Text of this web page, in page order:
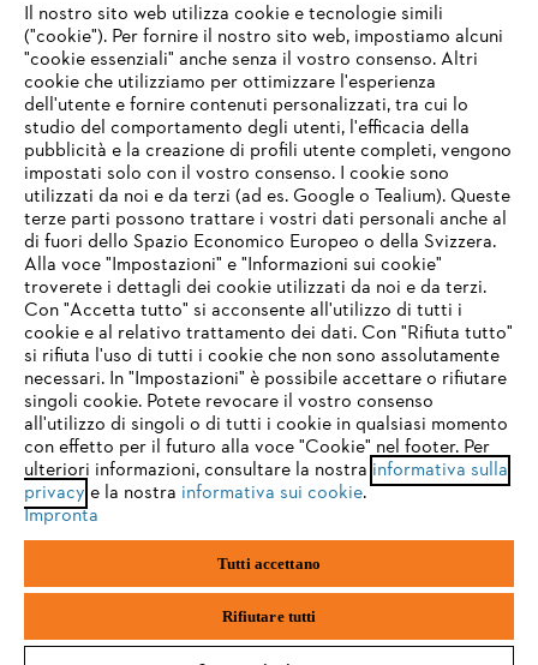
IHR BROWSER WIRD NICHT
UNTERSTÜTZT
Sie nutzen einen Browser, den wir noch nicht unterstützen. Für
eine optimale Nutzung unserer Seite empfehlen wir Ihnen, zu
einem der folgenden Browser zu wechseln:
firefox chrome
safari edge
Il nostro sito web utilizza cookie e tecnologie simili
("cookie"). Per fornire il nostro sito web, impostiamo alcuni
"cookie essenziali" anche senza il vostro consenso. Altri
cookie che utilizziamo per ottimizzare l'esperienza
dell'utente e fornire contenuti personalizzati, tra cui lo
studio del comportamento degli utenti, l'efficacia della
pubblicità e la creazione di profili utente completi, vengono
impostati solo con il vostro consenso. I cookie sono
utilizzati da noi e da terzi (ad es. Google o Tealium). Queste
terze parti possono trattare i vostri dati personali anche al
di fuori dello Spazio Economico Europeo o della Svizzera.
Alla voce "Impostazioni" e "Informazioni sui cookie"
troverete i dettagli dei cookie utilizzati da noi e da terzi.
Con "Accetta tutto" si acconsente all'utilizzo di tutti i
cookie e al relativo trattamento dei dati. Con "Rifiuta tutto"
si rifiuta l'uso di tutti i cookie che non sono assolutamente
necessari. In "Impostazioni" è possibile accettare o rifiutare
singoli cookie. Potete revocare il vostro consenso
all'utilizzo di singoli o di tutti i cookie in qualsiasi momento
con effetto per il futuro alla voce "Cookie" nel footer. Per
ulteriori informazioni, consultare la nostra informativa sulla
privacy e la nostra informativa sui cookie.
Impronta
Tutti accettano
Rifiutare tutti